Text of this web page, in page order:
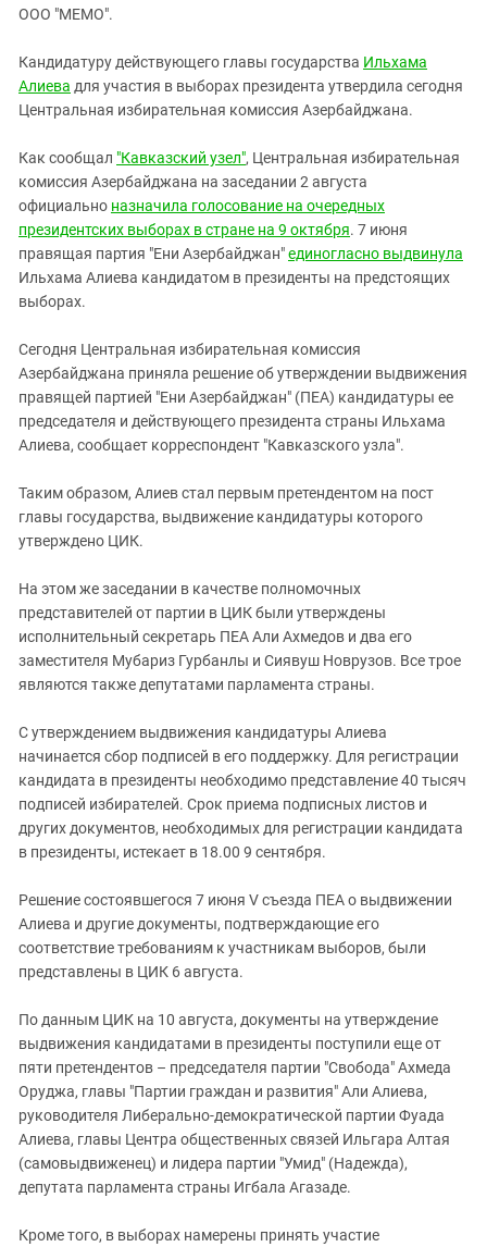
ИНАКОМЫСЛИЕ В ЧЕЧНЕ
ПРЕСЛЕДОВАНИЕ АКТИВИСТОВ
МОБИЛИЗАЦИЯ И ПРОТЕСТЫ
Дагестан
Кабардино-Балкария
Калмыкия
Карачаево-Черкесия
Краснодарский край
Нагорный Карабах
Российская Федерация
Ростовская область
СКФО
Ставропольский край
Чечня
Южная Осетия
Южный Кавказ
ЮФО
ООО "МЕМО".
Кандидатуру действующего главы государства Ильхама
Алиева для участия в выборах президента утвердила сегодня
Центральная избирательная комиссия Азербайджана.
Как сообщал "Кавказский узел", Центральная избирательная
комиссия Азербайджана на заседании 2 августа
официально назначила голосование на очередных
президентских выборах в стране на 9 октября. 7 июня
правящая партия "Ени Азербайджан"единогласно выдвинула
Ильхама Алиева кандидатом в президенты на предстоящих
выборах.
Сегодня Центральная избирательная комиссия
Азербайджана приняла решение об утверждении выдвижения
правящей партией "Ени Азербайджан" (ПЕА) кандидатуры ее
председателя и действующего президента страны Ильхама
Алиева, сообщает корреспондент "Кавказского узла".
Таким образом, Алиев стал первым претендентом на пост
главы государства, выдвижение кандидатуры которого
утверждено ЦИК.
На этом же заседании в качестве полномочных
представителей от партии в ЦИК были утверждены
исполнительный секретарь ПЕА Али Ахмедов и два его
заместителя Мубариз Гурбанлы и Сиявуш Новрузов. Все трое
являются также депутатами парламента страны.
С утверждением выдвижения кандидатуры Алиева
начинается сбор подписей в его поддержку. Для регистрации
кандидата в президенты необходимо представление 40 тысяч
подписей избирателей. Срок приема подписных листов и
других документов, необходимых для регистрации кандидата
в президенты, истекает в 18.00 9 сентября.
Решение состоявшегося 7 июня V съезда ПЕА о выдвижении
Алиева и другие документы, подтверждающие его
соответствие требованиям к участникам выборов, были
представлены в ЦИК 6 августа.
По данным ЦИК на 10 августа, документы на утверждение
выдвижения кандидатами в президенты поступили еще от
пяти претендентов – председателя партии "Свобода" Ахмеда
Оруджа, главы "Партии граждан и развития" Али Алиева,
руководителя Либерально-демократической партии Фуада
Алиева, главы Центра общественных связей Ильгара Алтая
(самовыдвиженец) и лидера партии "Умид" (Надежда),
депутата парламента страны Игбала Агазаде.
Кроме того, в выборах намерены принять участие